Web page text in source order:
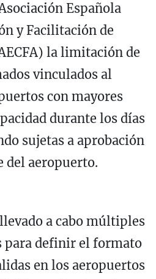
Española
y Facilitación de
la limitación de
vinculados al
con mayores
durante los días
sujetas a aprobación
del aeropuerto.
a cabo múltiples
para definir el formato
en los aeropuertos